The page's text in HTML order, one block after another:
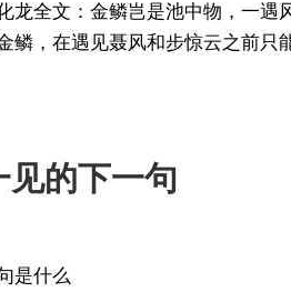
龙全文：金鳞岂是池中物，一
鳞，在遇见聂风和步惊云之前只
的下一句
是什么